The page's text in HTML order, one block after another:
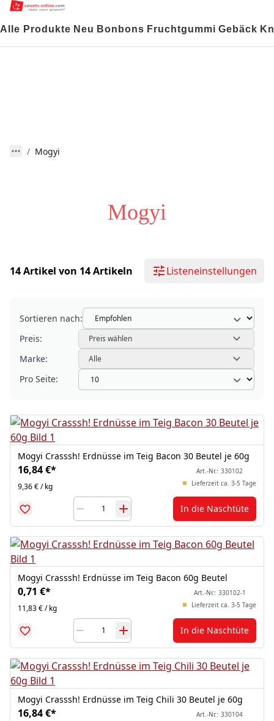
Alle Produkte Neu Bonbons Fruchtgummi Gebäck
Mogyi
Mogyi
14 Artikel von 14 Artikeln Listeneinstellungen
Sortieren nach:
Preis:
Preis wählen
Marke: Alle
Pro Seite:
Mogyi Crasssh! Erdnüsse im Teig Bacon 30 Beutel je 60g
16,84 €*
9,36 € / kg
Art.-Nr.: 330102
Lieferzeit ca. 3-5 Tage
In die Naschtüte
Mogyi Crasssh! Erdnüsse im Teig Bacon 60g Beutel
0,71 €*
11,83 € / kg
Art.-Nr.: 330102-1
Lieferzeit ca. 3-5 Tage
In die Naschtüte
Mogyi Crasssh! Erdnüsse im Teig Chili 30 Beutel je 60g
16,84 €* Art.-Nr.: 330104